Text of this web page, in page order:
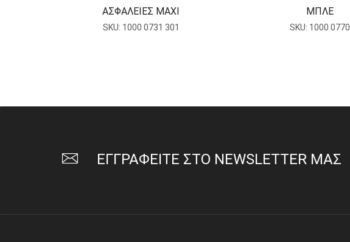
ΑΣΦΑΛΕΙΕΣ MAXI
SKU: 1000 0731 301
ΜΠΛΕ
SKU: 1000 0770
ΕΓΓΡΑΦΕΙΤΕ ΣΤΟ NEWSLETTER ΜΑΣ